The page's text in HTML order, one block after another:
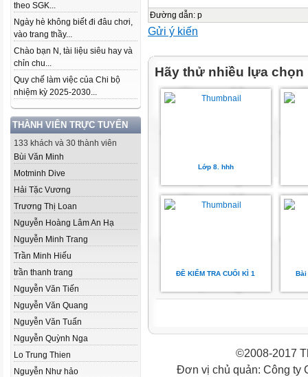
theo SGK...
Ngày hè không biết đi đâu chơi,
vào trang thầy...
Chào bạn N, tài liệu siêu hay và
chỉn chu...
Quy chế làm việc của Chi bộ
nhiệm kỳ 2025-2030...
THÀNH VIÊN TRỰC TUYẾN
133 khách và 30 thành viên
Bùi Văn Minh
Motminh Dive
Hải Tặc Vương
Trương Thị Loan
Nguyễn Hoàng Lâm An Hạ
Nguyễn Minh Trang
Trần Minh Hiếu
trần thanh trang
Nguyễn Văn Tiến
Nguyễn Văn Quang
Nguyễn Văn Tuấn
Nguyễn Quỳnh Nga
Lo Trung Thien
Nguyễn Như hảo
Đường dẫn: p
Gửi ý kiến
Hãy thử nhiều lựa chọn
Lớp 8. hhh
ĐỀ KIỂM TRA CUỐI KÌ 1 Bài
©2008-2017
Đơn vị chủ quản: Công ty